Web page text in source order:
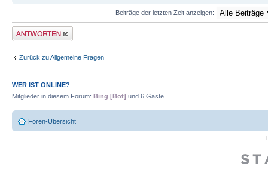
Beiträge der letzten Zeit anzeigen:
Antwort erstellen
Zurück zu Allgemeine Fragen
WER IST ONLINE?
Mitglieder in diesem Forum: Bing [Bot] und 6 Gäste
Foren-Übersicht